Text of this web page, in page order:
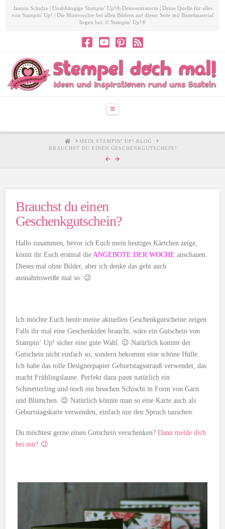
Jasmin Schulze | Unabhängige Stampin’ Up!®-Demonstratorin | Deine Quelle für alles
von Stampin' Up! | Die Motivrechte bei allen Bildern auf dieser Seite mit Bastelmaterial
liegen bei: © Stampin’ Up!®
Navigation
HOMEMEIN STAMPIN' UP!-BLOG
BRAUCHST DU EINEN GESCHENKGUTSCHEIN?
Brauchst du einen
Geschenkgutschein?
Hallo zusammen, bevor ich Euch mein heutiges Kärtchen zeige,
könnt ihr Euch erstmal die ANGEBOTE DER WOCHE anschauen.
Dieses mal ohne Bilder, aber ich denke das geht auch
ausnahmsweiße mal so. 😉
Ich möchte Euch heute meine aktuellen Geschenkgutscheine zeigen.
Falls ihr mal eine Geschenkidee braucht, wäre ein Gutschein von
Stampin‘ Up! sicher eine gute Wahl. 😉 Natürlich kommt der
Gutschein nicht einfach so, sondern bekommt eine schöne Hülle.
Ich habe das tolle Designerpapier Geburtstagsstrauß verwendet, das
macht Frühlingslaune. Perfekt dazu passt natürlich ein
Schmetterling und noch ein bisschen Schischi in Form von Garn
und Blümchen. 😉 Natürlich könnte man so eine Karte auch als
Geburtstagskarte verwenden, einfach nur den Spruch tauschen.
Du möchtest gerne einen Gutschein verschenken?Dann melde dich
bei mir! 😉